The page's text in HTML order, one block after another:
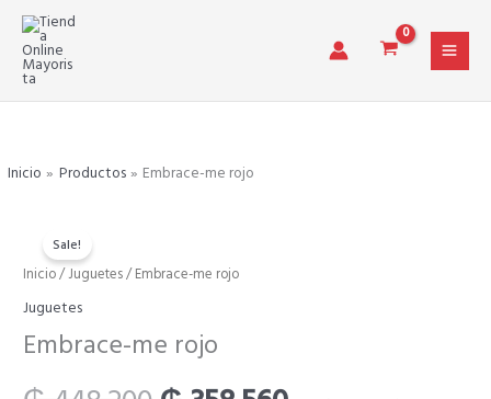
contenido
Inicio Productos Embrace-me rojo
Sale!
Inicio/Juguetes/ Embrace-me rojo
Juguetes
Embrace-me rojo
El
precio
Embrace-
me
rojo
cantidad